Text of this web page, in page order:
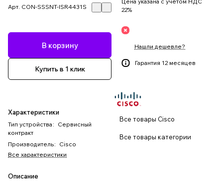
Арт. CON-SSSNT-ISR4431S
В корзину
Купить в 1 клик
Характеристики
Тип устройства : Сервисный
контракт
Производитель: Cisco
Все характеристики
Описание
22%
Нашли дешевле?
Гарантия 12 месяцев
Все товары Cisco
Все товары категории